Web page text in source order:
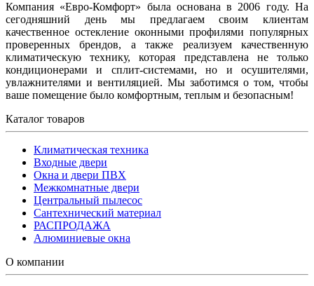
Компания «Евро-Комфорт» была основана в 2006 году. На
сегодняшний день мы предлагаем своим клиентам
качественное остекление оконными профилями популярных
проверенных брендов, а также реализуем качественную
климатическую технику, которая представлена не только
кондиционерами и сплит-системами, но и осушителями,
увлажнителями и вентиляцией. Мы заботимся о том, чтобы
ваше помещение было комфортным, теплым и безопасным!
Каталог товаров
Климатическая техника
Входные двери
Окна и двери ПВХ
Межкомнатные двери
Центральный пылесос
Сантехнический материал
РАСПРОДАЖА
Алюминиевые окна
О компании